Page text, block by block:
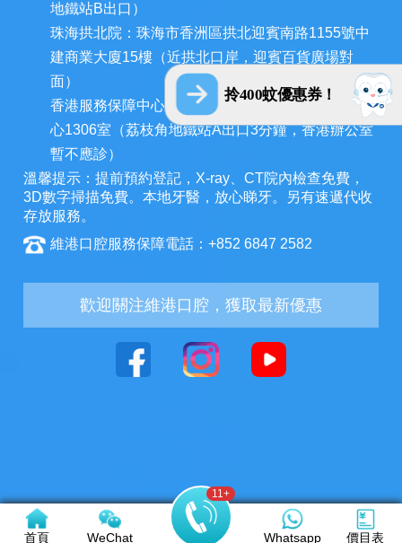
拎400蚊優惠券！
地鐵站B出口）
珠海拱北院：珠海市香洲區拱北迎賓南路1155號中
建商業大廈15樓（近拱北口岸，迎賓百貨廣場對
面）
香港服務保障中心：九龍荔枝角長裕街11號定豐中
心1306室（荔枝角地鐵站A出口3分鐘，香港辦公室
暫不應診）
溫馨提示：提前預約登記，X-ray、CT院內檢查免費，
3D數字掃描免費。本地牙醫，放心睇牙。另有速遞代收
存放服務。
維港口腔服務保障電話：+852 6847 2582
歡迎關注維港口腔，獲取最新優惠
首頁 WeChat
11+
Whatsapp 價目表